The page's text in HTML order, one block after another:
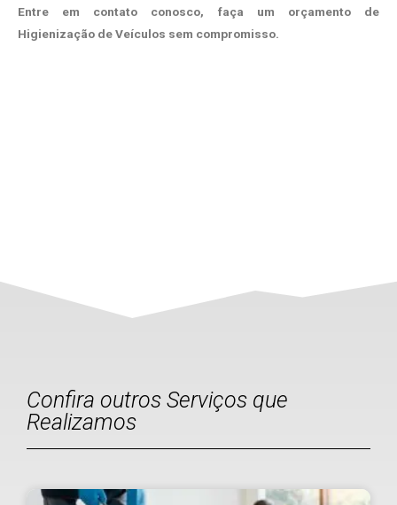
Entre em contato conosco, faça um orçamento de
Higienização de Veículos sem compromisso.
Confira outros Serviços que
Realizamos